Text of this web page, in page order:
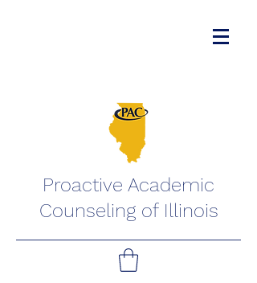
Proactive Academic
Counseling of Illinois